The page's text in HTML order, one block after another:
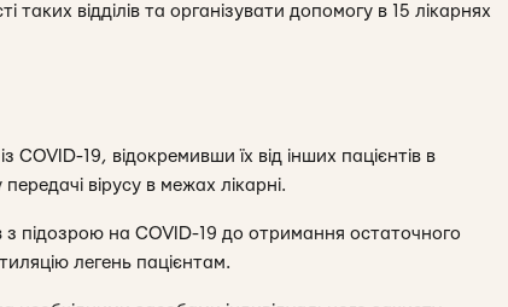
відділів та організувати допомогу в 15 лікарнях
COVID-19, відокремивши їх від інших пацієнтів в
вірусу в межах лікарні.
з підозрою на COVID-19 до отримання остаточного
легень пацієнтам.